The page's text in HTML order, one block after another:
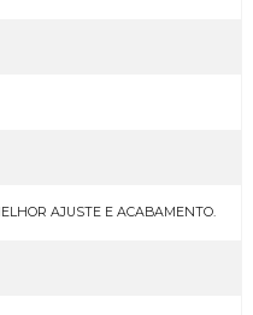
AJUSTE E ACABAMENTO.